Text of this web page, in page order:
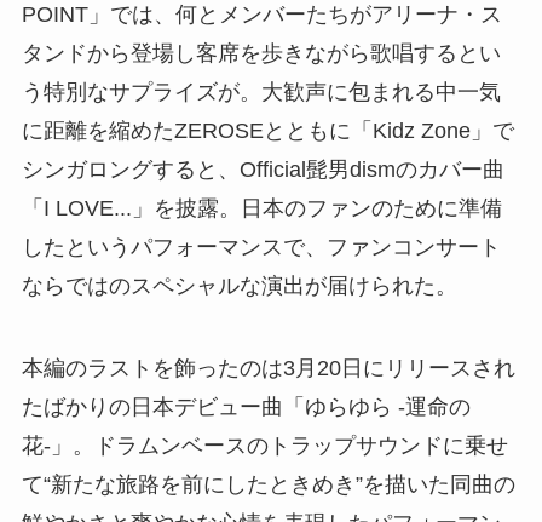
POINT」では、何とメンバーたちがアリーナ・ス
タンドから登場し客席を歩きながら歌唱するとい
う特別なサプライズが。大歓声に包まれる中一気
に距離を縮めたZEROSEとともに「Kidz Zone」で
シンガロングすると、Official髭男dismのカバー曲
「I LOVE...」を披露。日本のファンのために準備
したというパフォーマンスで、ファンコンサート
ならではのスペシャルな演出が届けられた。
本編のラストを飾ったのは3月20日にリリースされ
たばかりの日本デビュー曲「ゆらゆら -運命の
花-」。ドラムンベースのトラップサウンドに乗せ
て“新たな旅路を前にしたときめき”を描いた同曲の